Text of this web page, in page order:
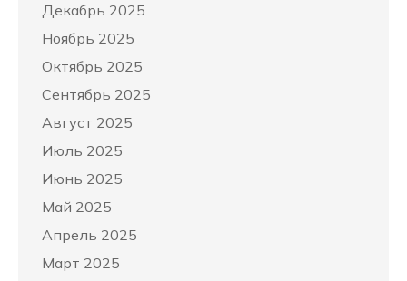
Декабрь 2025
Ноябрь 2025
Октябрь 2025
Сентябрь 2025
Август 2025
Июль 2025
Июнь 2025
Май 2025
Апрель 2025
Март 2025